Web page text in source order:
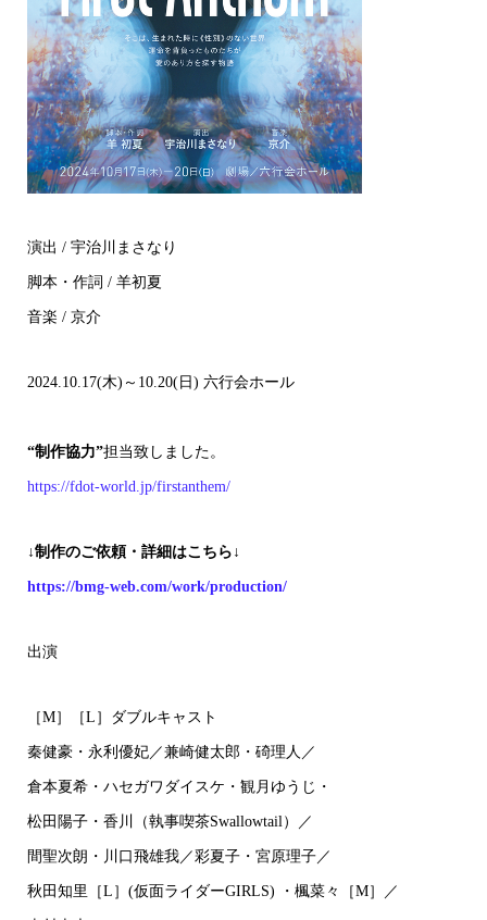
演出 / 宇治川まさなり
脚本・作詞 / ⽺初夏
音楽 / 京介
2024.10.17(木)～10.20(日) 六行会ホール
“制作協力”担当致しました。
https://fdot-world.jp/firstanthem/
↓制作のご依頼・詳細はこちら↓
https://bmg-web.com/work/production/
出演
［M］［L］ダブルキャスト
秦健豪・永利優妃／兼崎健太郎・碕理人／
倉本夏希・ハセガワダイスケ・観月ゆうじ・
松田陽子・香川（執事喫茶Swallowtail）／
間聖次朗・川口飛雄我／彩夏子・宮原理子／
秋田知里［L］(仮面ライダーGIRLS) ・楓菜々［M］／